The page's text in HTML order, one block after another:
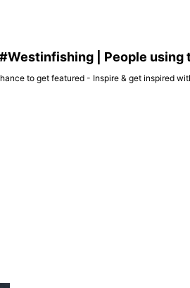
| People using
to get featured - Inspire & get inspired